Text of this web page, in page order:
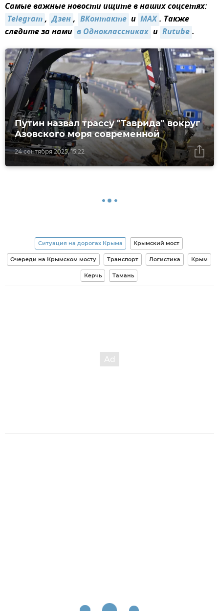
Самые важные новости ищите в наших соцсетях:
Telegram, Дзен, ВКонтакте и MAX. Также
следите за нами в Одноклассниках и Rutube.
24 сентября 2025, 15:22
Путин назвал трассу "Таврида" вокруг
Азовского моря современной
Ситуация на дорогах Крыма Крымский мост
Очереди на Крымском мосту Транспорт Логистика Крым
Керчь Тамань